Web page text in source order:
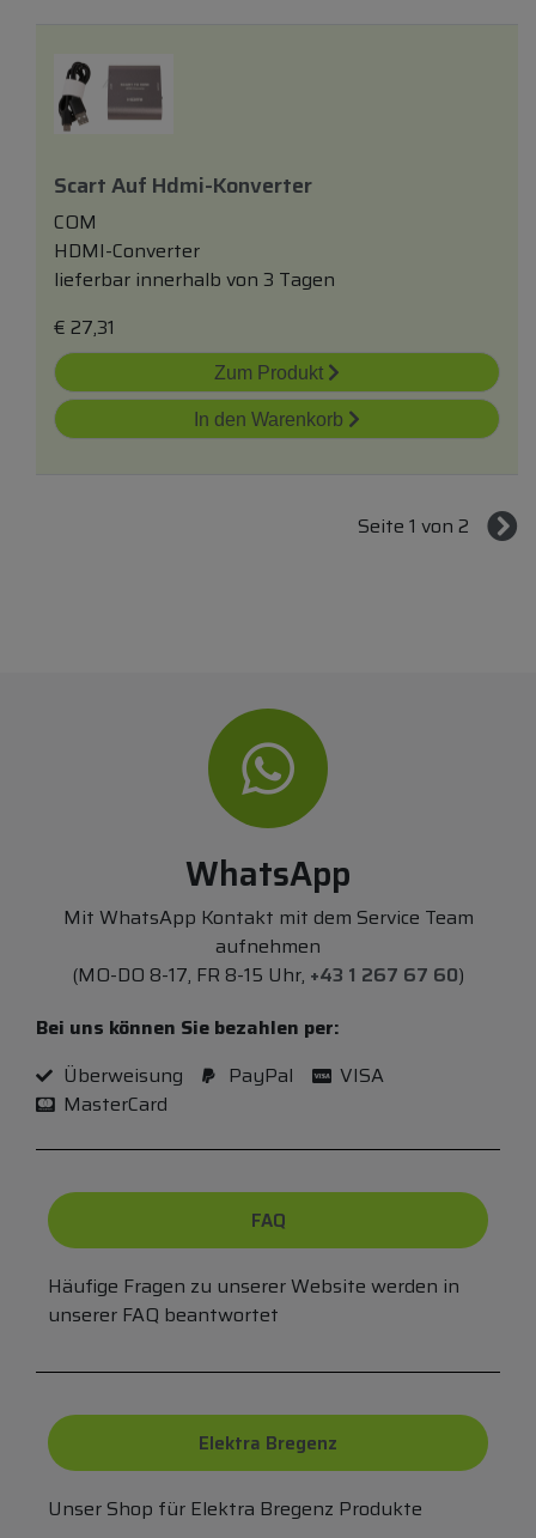
Scart Auf Hdmi-Konverter
COM
HDMI-Converter
lieferbar innerhalb von 3 Tagen
€ 27,31
Zum Produkt
In den Warenkorb
Seite 1 von 2
WhatsApp
Mit WhatsApp Kontakt mit dem Service Team
aufnehmen
(MO-DO 8-17, FR 8-15 Uhr, +43 1 267 67 60)
Bei uns können Sie bezahlen per:
Überweisung
PayPal
VISA
MasterCard
FAQ
Häufige Fragen zu unserer Website werden in
unserer FAQ beantwortet
Elektra Bregenz
Unser Shop für Elektra Bregenz Produkte